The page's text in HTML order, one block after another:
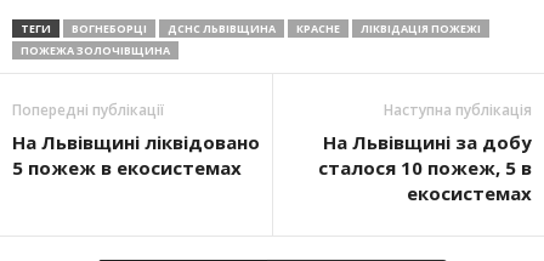
ТЕГИ ВОГНЕБОРЦІ ДСНС ЛЬВІВЩИНА КРАСНЕ
ЛІКВІДАЦІЯ ПОЖЕЖІ
ПОЖЕЖА ЗОЛОЧІВЩИНА
Попередні публікації
На Львівщині ліквідовано
5 пожеж в екосистемах
Наступна публікація
На Львівщині за добу
сталося 10 пожеж, 5 в
екосистемах